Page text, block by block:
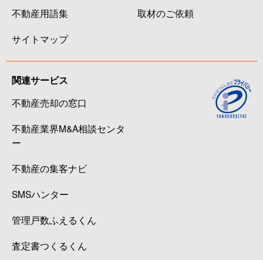
不動産用語集
サイトマップ
取材のご依頼
関連サービス
不動産売却の窓口
不動産業界M&A相談センタ
ー
不動産の集客ナビ
SMSハンター
管理戸数ふえるくん
査定書つくるくん